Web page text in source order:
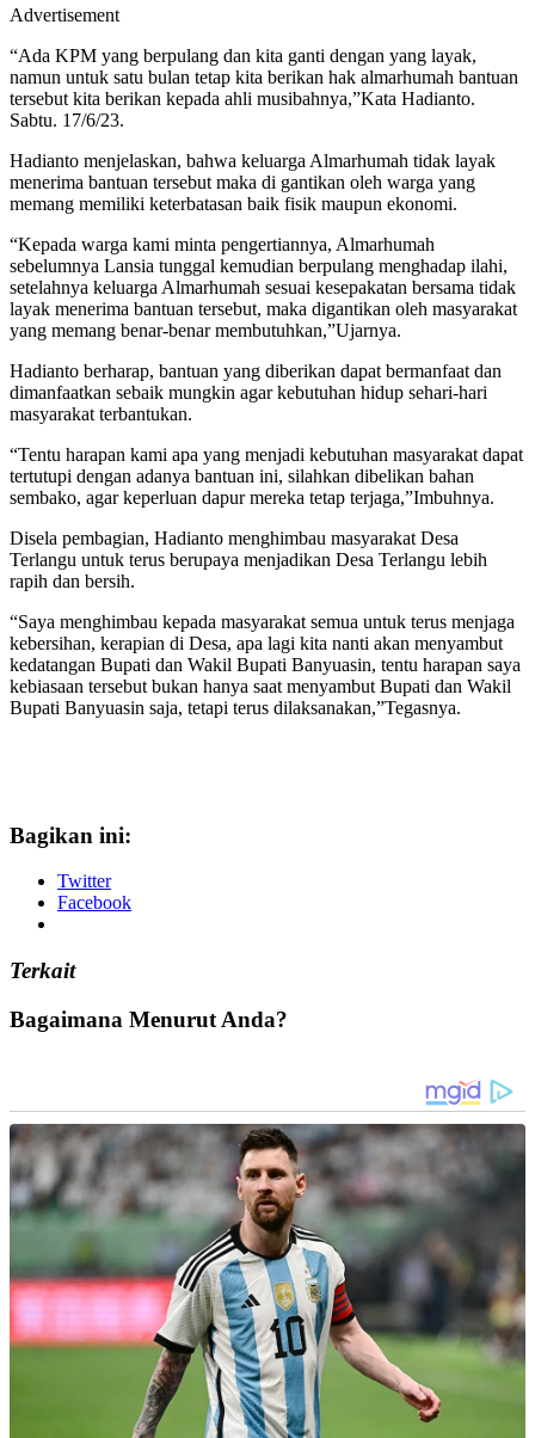
Advertisement
“Ada KPM yang berpulang dan kita ganti dengan yang layak,
namun untuk satu bulan tetap kita berikan hak almarhumah bantuan
tersebut kita berikan kepada ahli musibahnya,”Kata Hadianto.
Sabtu. 17/6/23.
Hadianto menjelaskan, bahwa keluarga Almarhumah tidak layak
menerima bantuan tersebut maka di gantikan oleh warga yang
memang memiliki keterbatasan baik fisik maupun ekonomi.
“Kepada warga kami minta pengertiannya, Almarhumah
sebelumnya Lansia tunggal kemudian berpulang menghadap ilahi,
setelahnya keluarga Almarhumah sesuai kesepakatan bersama tidak
layak menerima bantuan tersebut, maka digantikan oleh masyarakat
yang memang benar-benar membutuhkan,”Ujarnya.
Hadianto berharap, bantuan yang diberikan dapat bermanfaat dan
dimanfaatkan sebaik mungkin agar kebutuhan hidup sehari-hari
masyarakat terbantukan.
“Tentu harapan kami apa yang menjadi kebutuhan masyarakat dapat
tertutupi dengan adanya bantuan ini, silahkan dibelikan bahan
sembako, agar keperluan dapur mereka tetap terjaga,”Imbuhnya.
Disela pembagian, Hadianto menghimbau masyarakat Desa
Terlangu untuk terus berupaya menjadikan Desa Terlangu lebih
rapih dan bersih.
“Saya menghimbau kepada masyarakat semua untuk terus menjaga
kebersihan, kerapian di Desa, apa lagi kita nanti akan menyambut
kedatangan Bupati dan Wakil Bupati Banyuasin, tentu harapan saya
kebiasaan tersebut bukan hanya saat menyambut Bupati dan Wakil
Bupati Banyuasin saja, tetapi terus dilaksanakan,”Tegasnya.
Bagikan ini:
Twitter
Facebook
Terkait
Bagaimana Menurut Anda?